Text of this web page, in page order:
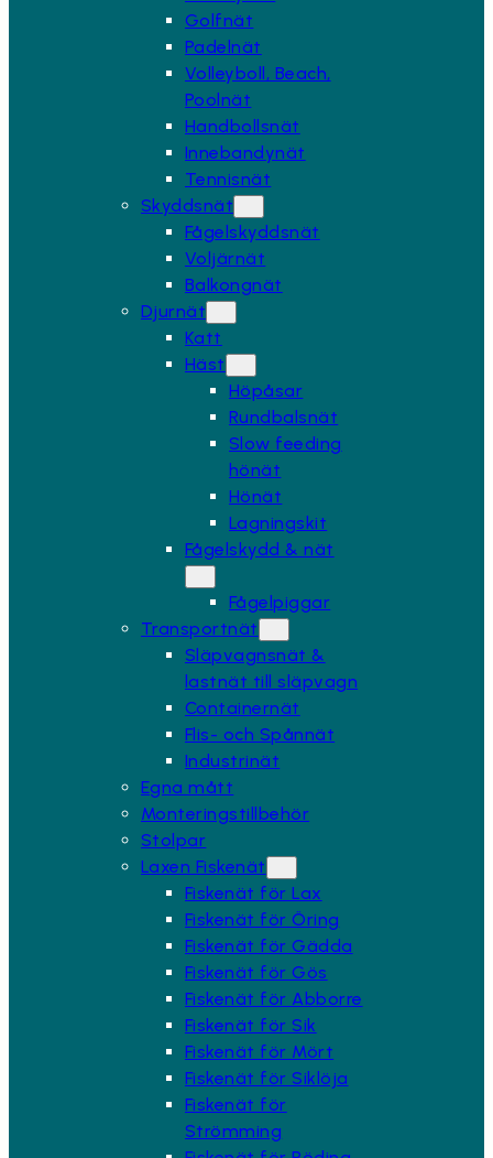
Golfnät
Padelnät
Volleyboll, Beach,
Poolnät
Handbollsnät
Innebandynät
Tennisnät
Skyddsnät
Fågelskyddsnät
Voljärnät
Balkongnät
Djurnät
Katt
Häst
Höpåsar
Rundbalsnät
Slow feeding
hönät
Hönät
Lagningskit
Fågelskydd & nät
Fågelpiggar
Transportnät
Släpvagnsnät &
lastnät till släpvagn
Containernät
Flis- och Spånnät
Industrinät
Egna mått
Monteringstillbehör
Stolpar
Laxen Fiskenät
Fiskenät för Lax
Fiskenät för Öring
Fiskenät för Gädda
Fiskenät för Gös
Fiskenät för Abborre
Fiskenät för Sik
Fiskenät för Mört
Fiskenät för Siklöja
Fiskenät för
Strömming